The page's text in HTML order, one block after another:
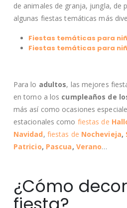
de animales de granja, jungla, de
algunas fiestas temáticas más
Fiestas temáticas para
Fiestas temáticas para
Para lo adultos, las mejores
en torno a los cumpleaños de
más así como ocasiones
estacionales como fiestas de
Navidad, fiestas de Nochevieja,
Patricio, Pascua, Verano…
¿Cómo